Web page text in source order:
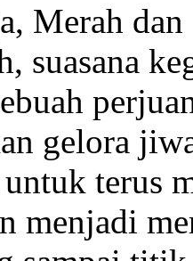
Merah
suasana
gelora
terus
menjadi